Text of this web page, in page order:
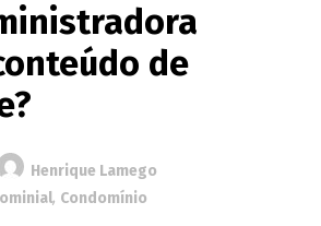
de
Henrique Lamego
, Condomínio